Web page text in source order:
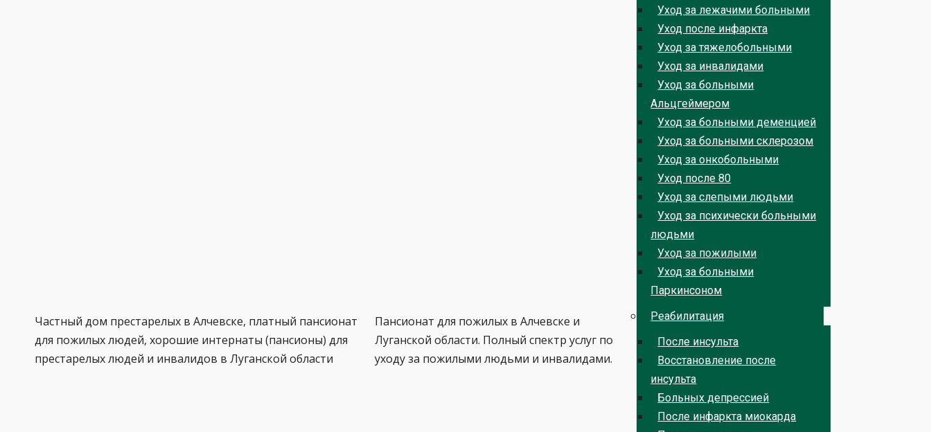
Частный дом престарелых в Алчевске, платный пансионат
для пожилых людей, хорошие интернаты (пансионы) для
престарелых людей и инвалидов в Луганской области
Пансионат для пожилых в Алчевске и
Луганской области. Полный спектр услуг по
уходу за пожилыми людьми и инвалидами.
Уход за лежачими больными
Уход после инфаркта
Уход за тяжелобольными
Уход за инвалидами
Уход за больными
Альцгеймером
Уход за больными деменцией
Уход за больными склерозом
Уход за онкобольными
Уход после 80
Уход за слепыми людьми
Уход за психически больными
людьми
Уход за пожилыми
Уход за больными
Паркинсоном
Реабилитация
После инсульта
Восстановление после
инсульта
Больных депрессией
После инфаркта миокарда